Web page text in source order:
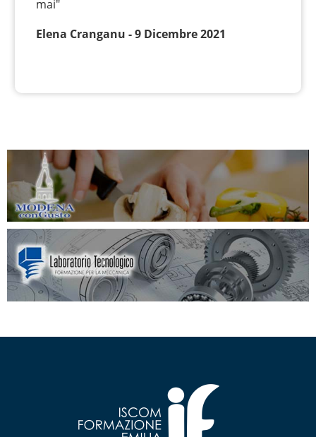
mai"
Elena Cranganu - 9 Dicembre 2021